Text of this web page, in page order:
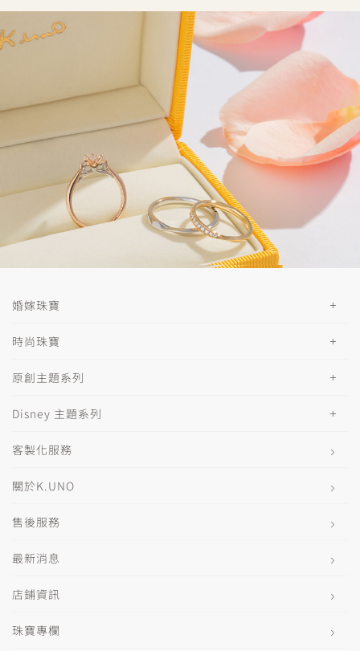
婚嫁珠寶
時尚珠寶
原創主題系列
Disney 主題系列
客製化服務
關於K.UNO
售後服務
最新消息
店鋪資訊
珠寶專欄